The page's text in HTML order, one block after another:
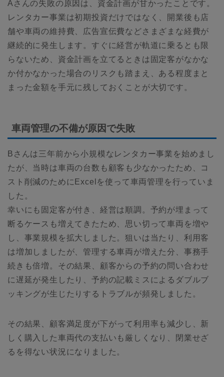
Aさんの失敗の原因は、資金計画が甘かったことです。
レンタカー事業は初期投資だけではなく、開業後も店
舗や車両の維持費、広告宣伝費などさまざまな経費が
継続的に発生します。すぐに経営が軌道に乗るとも限
らないため、資金計画を立てるときは固定客がなかな
か付かなかった場合のリスクも踏まえ、ある程度まと
まった金額を手元に残しておくことが大切です。
車両管理の不備が原因で失敗
Bさんは三年前から小規模なレンタカー事業を始めまし
たが、当時は車両の台数も顧客も少なかったため、コ
スト削減のためにExcelを使って車両管理を行っていま
した。
幸いにも固定客が付き、経営は順調。予約が埋まって
断るケースも増えてきたため、思い切って車両を増や
し、事業規模を拡大しました。狙いは当たり、利用客
は増加しましたが、管理する車両が増えた分、事務手
続きも倍増。その結果、顧客からの予約の問い合わせ
に遅延が発生したり、予約の記載ミスによるダブルブ
ッキングが生じたりするトラブルが頻発しました。
その結果、顧客満足度が下がって利用率も減少し、新
しく購入した車両代の支払いも厳しくなり、閉業せざ
るを得ない状況になりました。